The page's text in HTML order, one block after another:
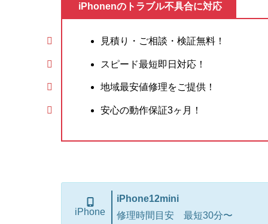
iPhonenのトラブル不具合に対応
見積り・ご相談・検証無料！
スピード最短即日対応！
地域最安値修理をご提供！
安心の動作保証3ヶ月！
iPhone
iPhone12mini
修理時間目安 最短30分〜